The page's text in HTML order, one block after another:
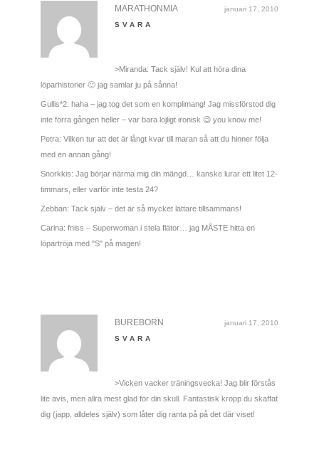
januari 17, 2010
MARATHONMIA
SVARA
>Miranda: Tack själv! Kul att höra dina
löparhistorier 🙂 jag samlar ju på sånna!
Gullis*2: haha – jag tog det som en komplimang! Jag missförstod dig
inte förra gången heller – var bara löjligt ironisk 😉 you know me!
Petra: Vilken tur att det är långt kvar till maran så att du hinner följa
med en annan gång!
Snorkkis: Jag börjar närma mig din mängd… kanske lurar ett litet 12-
timmars, eller varför inte testa 24?
Zebban: Tack själv – det är så mycket lättare tillsammans!
Carina: fniss – Superwoman i stela flätor… jag MÅSTE hitta en
löpartröja med "S" på magen!
januari 17, 2010
BUREBORN
SVARA
>Vicken vacker träningsvecka! Jag blir förstås
lite avis, men allra mest glad för din skull. Fantastisk kropp du skaffat
dig (japp, alldeles själv) som låter dig ranta på på det där viset!